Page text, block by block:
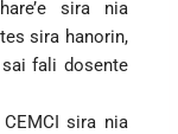
sira nia
sira hanorin,
fali dosente
sira nia